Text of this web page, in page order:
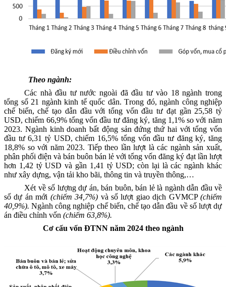
Theo ngành:
Các nhà đầu tư nước ngoài đã đầu tư vào 18ngành trong
tổng số 21 ngành kinh tế quốc dân. Trong đó, ngành công nghiệp
chế biến, chế tạo dẫn đầu với tổng vốn đầu tư đạt gần 25,58 tỷ
USD, chiếm 66,9% tổng vốn đầu tư đăng ký, tăng 1,1%so với năm
2023. Ngành kinh doanh bất động sản đứng thứ hai với tổng vốn
đầu tư 6,31 tỷ USD, chiếm 16,5% tổng vốn đầu tư đăng ký, tăng
18,8% so với năm 2023. Tiếp theo lần lượt là các ngành sản xuất,
phân phối điện và bán buôn bán lẻ với tổng vốn đăng ký đạt lần lượt
hơn 1,42 tỷUSD và gần 1,41 tỷUSD; còn lại là cácngành khác
như xây dựng, vận tải kho bãi, thông tin và truyền thông,…
Xét về số lượng dự án, bán buôn, bán lẻ là ngành dẫn đầu về
số dự án mới (chiếm 34,7%) và số lượt giao dịch GVMCP(chiếm
40,9%). Ngành công nghiệp chế biến, chế tạo dẫn đầu về số lượt dự
án điều chỉnh vốn (chiếm 63,8%).
Cơ cấu vốn ĐTNN năm 2024 theo ngành